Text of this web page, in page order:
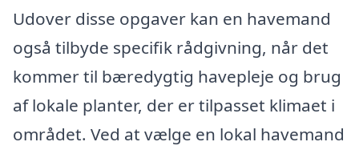
Udover disse opgaver kan en havemand
også tilbyde specifik rådgivning, når det
kommer til bæredygtig havepleje og brug
af lokale planter, der er tilpasset klimaet i
området. Ved at vælge en lokal havemand